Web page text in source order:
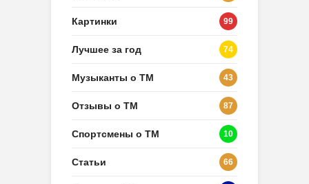
Картинки 99
Лучшее за год 74
Музыканты о ТМ 43
Отзывы о ТМ 87
Спортсмены о ТМ 10
Статьи 66